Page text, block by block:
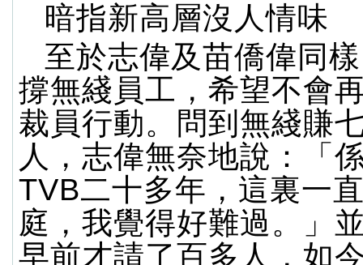
暗指新高層沒人情味
至於志偉及苗僑偉同
撐無綫員工，希望不會
裁員行動。問到無綫賺
人，志偉無奈地說：「
TVB二十多年，這裏一
庭，我覺得好難過。」
早前才請了百多人，如